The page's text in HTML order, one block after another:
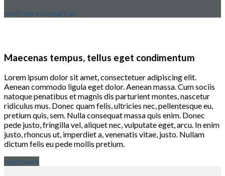
read more contact us
Maecenas tempus, tellus eget condimentum
Lorem ipsum dolor sit amet, consectetuer adipiscing elit.
Aenean commodo ligula eget dolor. Aenean massa. Cum sociis
natoque penatibus et magnis dis parturient montes, nascetur
ridiculus mus. Donec quam felis, ultricies nec, pellentesque eu,
pretium quis, sem. Nulla consequat massa quis enim. Donec
pede justo, fringilla vel, aliquet nec, vulputate eget, arcu. In enim
justo, rhoncus ut, imperdiet a, venenatis vitae, justo. Nullam
dictum felis eu pede mollis pretium.
read more